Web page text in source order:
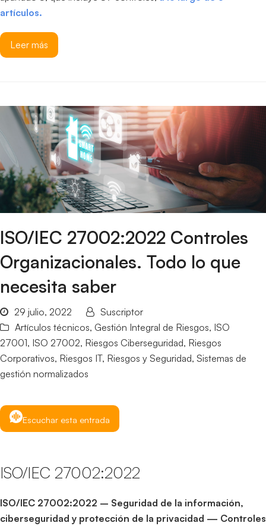
artículos.
Leer más
ISO/IEC 27002:2022 Controles
Organizacionales. Todo lo que
necesita saber
29 julio, 2022
Suscriptor
Artículos técnicos, Gestión Integral de Riesgos, ISO
27001, ISO 27002, Riesgos Ciberseguridad, Riesgos
Corporativos, Riesgos IT, Riesgos y Seguridad, Sistemas de
gestión normalizados
Escuchar esta entrada
ISO/IEC 27002:2022
ISO/IEC 27002:2022 – Seguridad de la información,
ciberseguridad y protección de la privacidad — Controles